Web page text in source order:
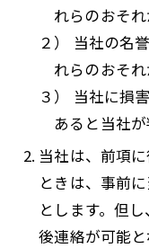
れらのおそ
２） 当社の名
れらのおそ
３） 当社に損
あると当社
当社は、前項
ときは、事前
とします。但
後連絡が可能